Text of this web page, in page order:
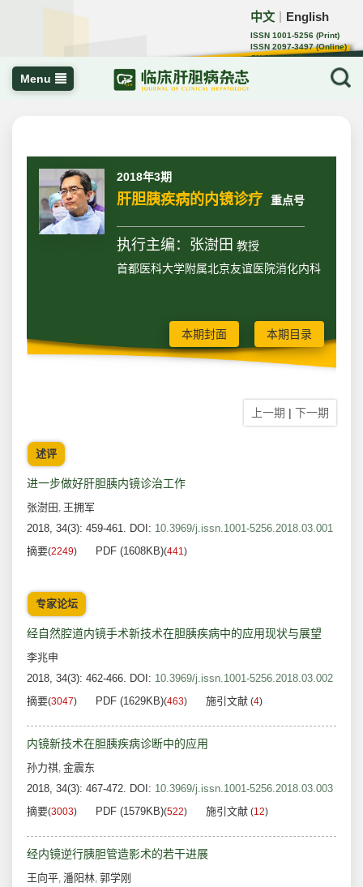
中文 English
ISSN 1001-5256 (Print)
ISSN 2097-3497 (Online)
CN 22-1108/R
Menu
2018年3期
肝胆胰疾病的内镜诊疗 重点号
执行主编：张澍田 教授
首都医科大学附属北京友谊医院消化内科
本期封面 本期目录
上一期 | 下一期
述评
进一步做好肝胆胰内镜诊治工作
张澍田 , 王拥军
2018, 34(3): 459-461. DOI: 10.3969/j.issn.1001-5256.2018.03.001
摘要(2249) PDF (1608KB)(441)
专家论坛
经自然腔道内镜手术新技术在胆胰疾病中的应用现状与展望
李兆申
2018, 34(3): 462-466. DOI: 10.3969/j.issn.1001-5256.2018.03.002
摘要(3047) PDF (1629KB)(463) 施引文献 (4)
内镜新技术在胆胰疾病诊断中的应用
孙力祺, 金震东
2018, 34(3): 467-472. DOI: 10.3969/j.issn.1001-5256.2018.03.003
摘要(3003) PDF (1579KB)(522) 施引文献 (12)
经内镜逆行胰胆管造影术的若干进展
王向平, 潘阳林, 郭学刚